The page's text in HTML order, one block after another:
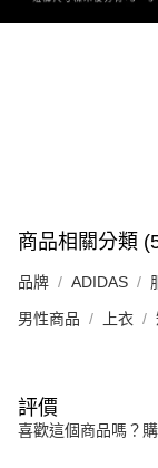
商品相關分類
品牌 ADIDAS
男性商品 上衣
評價
喜歡這個商品嗎？